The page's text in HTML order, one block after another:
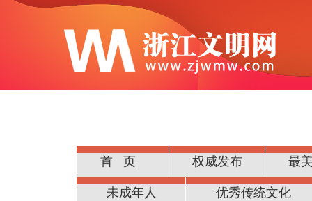
首页 权威发布 最
公民道德
未成年人 优秀传统文化